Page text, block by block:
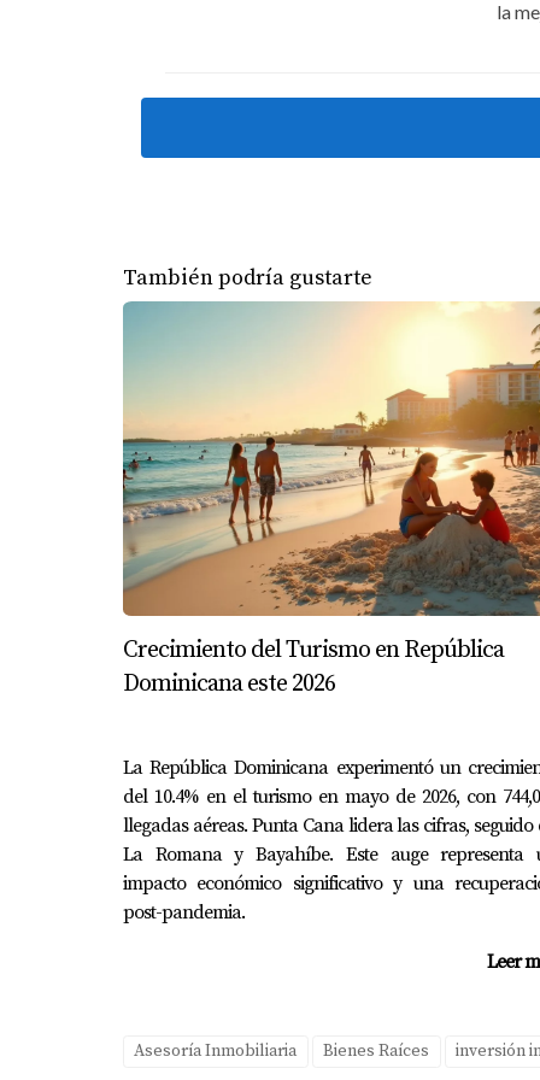
La familia García visitó Punta Cana por
paso y comprar una propiedad frente al
lograron crear recuerdos inolvidables, sino
Juan es un empresario que decidió
buena decisión; sin embargo, tras
casa vacacional, sino que también obtiene
sido una decisión acertada que le ha
La pareja Martínez: Rentas
La pareja Martínez decidió comprar un
ofrecer rentas vacacionales. Después de
debe a su dedicación al servicio al cliente y
inicial en menos tiempo del esperado.
Conclusión
Comprar o invertir en Punta Cana puede
gracias al crecimiento del turismo y al
pueden surgir. Asegúrate de investigar bien
adecuado puede hacer toda la diferencia
invertir en Punta Cana, no dudes en
Preguntas Frecuentes
la
También podría gustarte
Crecimiento del Turismo en República
Dominicana este 2026
La República Dominicana experimentó un
del 10.4% en el turismo en mayo de 2026, con
llegadas aéreas. Punta Cana lidera las cifras, seguido
La Romana y Bayahíbe. Este auge representa
impacto económico significativo y una
post-pandemia.
Leer
Asesoría Inmobiliaria Bienes Raíces inversión